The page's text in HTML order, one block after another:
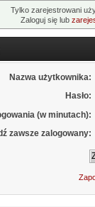
Tylko zarejestrowani
Zaloguj się lub
Nazwa użytkownika:
Hasło:
(w minutach):
zawsze zalogowany: